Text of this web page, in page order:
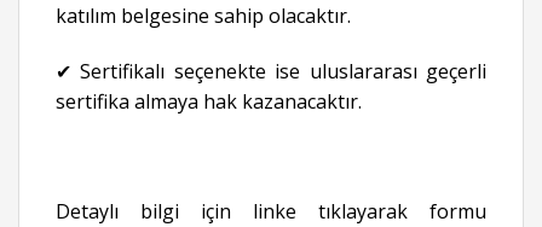
katılım belgesine sahip olacaktır.
✔ Sertifikalı seçenekte ise uluslararası geçerli
sertifika almaya hak kazanacaktır.
Detaylı bilgi için linke tıklayarak formu